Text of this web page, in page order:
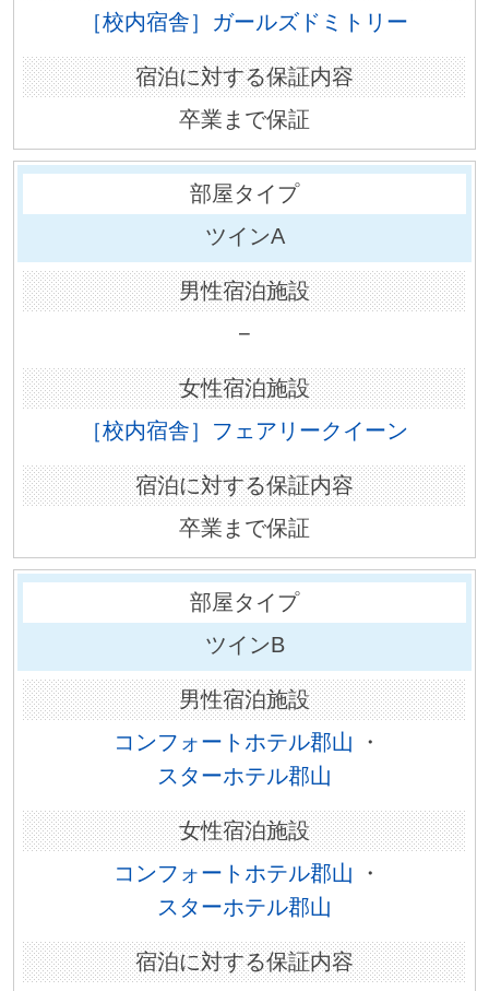
［校内宿舎］ガールズドミトリー
卒業まで保証
ツインA
−
［校内宿舎］フェアリークイーン
卒業まで保証
ツインB
コンフォートホテル郡山
・
スターホテル郡山
コンフォートホテル郡山
・
スターホテル郡山